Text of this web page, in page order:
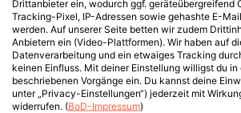
Drittanbieter ein, wodurch ggf. geräteübergreifend
Tracking-Pixel, IP-Adressen sowie gehashte E-
werden. Auf unserer Seite betten wir zudem
Anbietern ein (Video-Plattformen). Wir haben auf
Datenverarbeitung und ein etwaiges Tracking
keinen Einfluss. Mit deiner Einstellung willigst du in
beschriebenen Vorgänge ein. Du kannst deine
unter „Privacy-Einstellungen“) jederzeit mit
widerrufen. (BoD-Impressum)